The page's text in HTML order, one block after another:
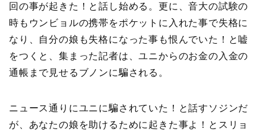
回の事が起きた！と話し始める。更に、音大の試験の
時もウンビョルの携帯をポケットに入れた事で失格に
なり、自分の娘も失格になった事も恨んでいた！と嘘
をつくと、集まった記者は、ユニからのお金の入金の
通帳まで見せるブノンに騙される。
ニュース通りにユニに騙されていた！と話すソジンだ
が、あなたの娘を助けるために起きた事よ！とスリョ